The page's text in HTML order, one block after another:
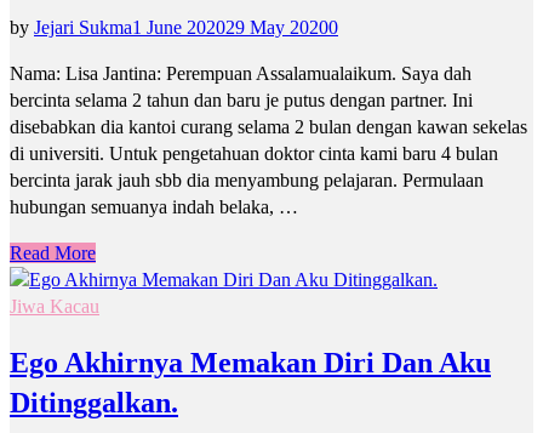
by Jejari Sukma1 June 202029 May 20200
Nama: Lisa Jantina: Perempuan Assalamualaikum. Saya dah
bercinta selama 2 tahun dan baru je putus dengan partner. Ini
disebabkan dia kantoi curang selama 2 bulan dengan kawan sekelas
di universiti. Untuk pengetahuan doktor cinta kami baru 4 bulan
bercinta jarak jauh sbb dia menyambung pelajaran. Permulaan
hubungan semuanya indah belaka, …
Read More
Jiwa Kacau
Ego Akhirnya Memakan Diri Dan Aku
Ditinggalkan.